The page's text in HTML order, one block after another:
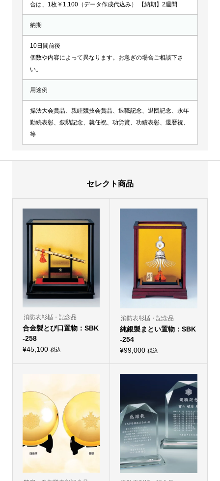
合は、1枚￥1,100（データ作成代込み） 【納期】2週間
納期
10日間前後
個数や内容によって異なります。お急ぎの場合ご相談下さ
い。
用途例
操法大会賞品、親睦競技会賞品、退職記念、退団記念、永年
勤続表彰、叙勲記念、就任祝、功労賞、功績表彰、還暦祝、
等
セレクト商品
消防表彰楯・記念品
合金製とび口置物：SBK
-258
¥45,100 税込
の
は
の
バ
リ
エ
ー
シ
が
あ
消防表彰楯・記念品
純銀製まとい置物：SBK
-254
¥99,000 税込
の
数
の
バ
リ
エ
ー
シ
ョ
ン
が
あ